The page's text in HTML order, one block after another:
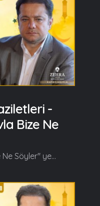
-
Bize Ne
Yasin Pişgin ile "Mevla Bize Ne Söyler" yeni bölümüyle kaldığı yerden devam ediyor. Yasin Pişgin bu bölümde İhlas Suresi'nin tefsirini anlattı. Yasin Pişgin bu bölümün başlangıcında şunları söyledi; Peygamber Efendimiz (s.a.v) bu surenin fazileti ile ilgili pek çok hadis ifade etmiş, pek çok hadis var Efendimizden gelen. Peygamberimiz bu sureyi okuyan ve elbetteki okumaktan maksat daha önceki programlarımızda da ifade ettiğimiz gibi sadece dil ile bir terennüm, bir telaffuz değil aynı zamanda surenin muhtevasını düşünmek ve oradaki duygu anaforlarının içerisine girmek ve onların gereğini neyse, Allah'ın emir ve yasakları hayatta bizatihi fiili bir şekilde tatbik etmek... Peygamber Efendimiz bu sureyi okuyan kimselere pek çok müjdeyi bildirmiştir, pek çok müjdenin olduğunu, uhrevi bir pek çok nimetin olduğunu bildirmiştir. Bir de bu surenin Kur'an'ın üçte birine denk olduğunu Peygamber Efendimiz ifade etmiştir çünkü Kur'an'a baktığımız zaman Kur'an'ın ayetlerini 3 ana kategoride ele alabiliriz... Kur'an ayetlerinin bir kısmı inanç ile ilgili, itikat ile ilgili, bir kısmı ibadet ve muamelat ile ilgili, bir kısmı da ahlak ile ilgili. Bu açıdan bakıldığında topyekun bir şekilde Kur'an'ın ayetleri 3 kısımda değerlendirilebilir. İhlas Suresi de inanç ile ilgili tevhidin özünü ifade ettiği için yani Kur'an'ın itikata ilişkin ayetlerinin o üçte birlik kısmına tekabül ettiği için Kur'an'ın üçte biri değerindedir denmiş, Efendimiz bunu bu şekilde ifade etmiş... Devamı videoda... Ramazan güzeldir, Beraber güzelleşelim...